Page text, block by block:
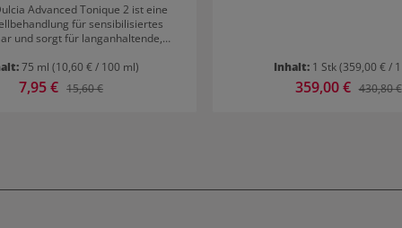
Advanced Tonique 2 ist eine
für sensibilisiertes
und sorgt für langanhaltende,
sensibilisiertem Haar besonders
dem Haar Stärke, Elastizität und
Ionéne G. Das Haar erhält mehr
75 ml (10,60 € / 100 ml)
Verkaufspreis:
7,95 € Regulärer Preis:
15,60 €
Inhalt: 1 Stk(359,00 € /
Verkaufspreis:
359,00 € 430,80 €